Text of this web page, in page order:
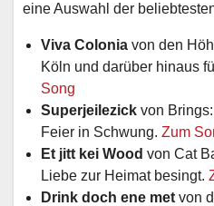
eine Auswahl der
Viva Colonia von den
Köln und darüber hinaus
Song
Superjeilezick von
Feier in Schwung. Zum
Et jitt kei Wood von Cat
Liebe zur Heimat besingt.
Drink doch ene met von